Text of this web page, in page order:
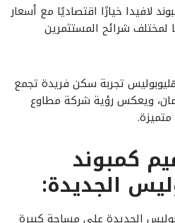
لافيدا خيارًا اقتصاديًا مع أسعار
لمختلف شرائح المستثمرين
هليوبوليس تجربة سكن فريدة تجمع
ويعكس رؤية شركة مطاوع
كمبوند
الجديدة:
الجديدة على مساحة كبيرة